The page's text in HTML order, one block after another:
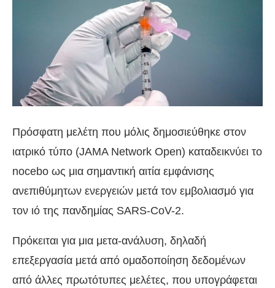
Πρόσφατη μελέτη που μόλις δημοσιεύθηκε στον
ιατρικό τύπο (JAMA Network Open) καταδεικνύει το
nocebo ως μια σημαντική αιτία εμφάνισης
ανεπιθύμητων ενεργειών μετά τον εμβολιασμό για
τον ιό της πανδημίας SARS-CoV-2.
Πρόκειται για μια μετα-ανάλυση, δηλαδή
επεξεργασία μετά από ομαδοποίηση δεδομένων
από άλλες πρωτότυπες μελέτες, που υπογράφεται